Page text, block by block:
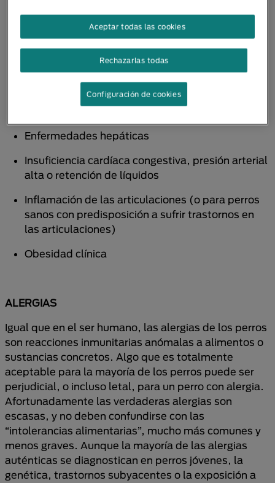
intestinal, estreñimiento, vómitos y diarrea
Diabetes mellitus
Enfermedad renal crónica
Enfermedades hepáticas
Insuficiencia cardíaca congestiva, presión arterial
alta o retención de líquidos
Inflamación de las articulaciones (o para perros
sanos con predisposición a sufrir trastornos en
las articulaciones)
Obesidad clínica
ALERGIAS
Igual que en el ser humano, las alergias de los perros
son reacciones inmunitarias anómalas a alimentos o
sustancias concretos. Algo que es totalmente
aceptable para la mayoría de los perros puede ser
perjudicial, o incluso letal, para un perro con alergia.
Afortunadamente las verdaderas alergias son
escasas, y no deben confundirse con las
“intolerancias alimentarias”, mucho más comunes y
menos graves. Aunque la mayoría de las alergias
auténticas se diagnostican en perros jóvenes, la
genética, trastornos subyacentes o la exposición a
Rechazarlas todas
Aceptar todas las cookies
Configuración de cookies